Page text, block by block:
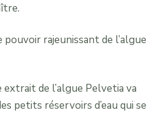
pouvoir rajeunissant de l’algue
extrait de l’algue Pelvetia va
petits réservoirs d’eau qui se